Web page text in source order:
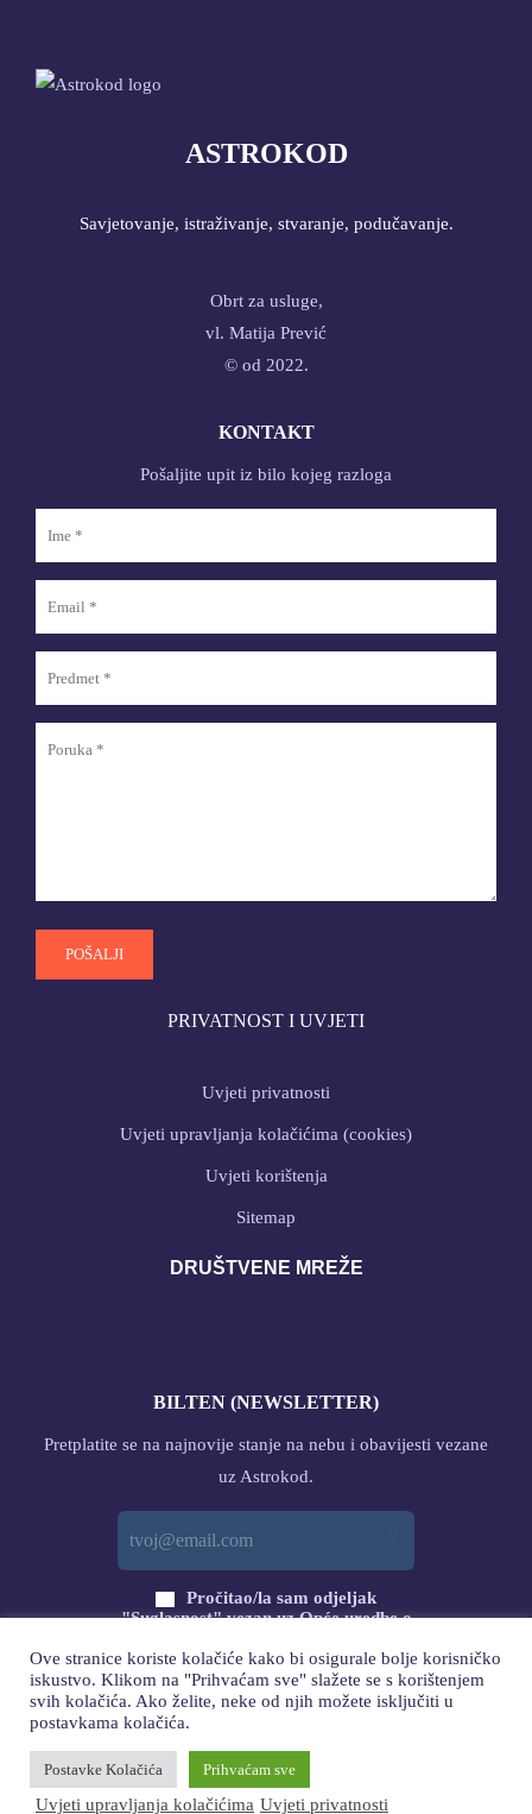
ASTROKOD
Savjetovanje, istraživanje, stvaranje, podučavanje.
Obrt za usluge,
vl. Matija Prević
© od 2022.
KONTAKT
Pošaljite upit iz bilo kojeg razloga
PRIVATNOST I UVJETI
Uvjeti privatnosti
Uvjeti upravljanja kolačićima (cookies)
Uvjeti korištenja
Sitemap
DRUŠTVENE MREŽE
BILTEN (NEWSLETTER)
Pretplatite se na najnovije stanje na nebu i obavijesti vezane
uz Astrokod.
Pročitao/la sam odjeljak
"Suglasnost" vezan uz Opće uredbe o
i DAJEM svoj PRISTANAK
PRETPLATA
Ove stranice koriste kolačiće kako bi osigurale bolje korisničko
iskustvo. Klikom na "Prihvaćam sve" slažete se s korištenjem
svih kolačića. Ako želite, neke od njih možete isključiti u
postavkama kolačića.
Postavke Kolačića Prihvaćam sve
Uvjeti upravljanja kolačićima Uvjeti privatnosti